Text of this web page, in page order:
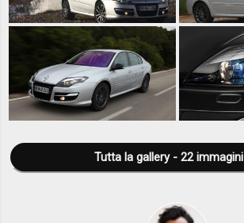
Tutta la gallery - 22 immagini